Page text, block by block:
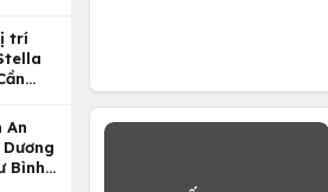
trí
An
Bình